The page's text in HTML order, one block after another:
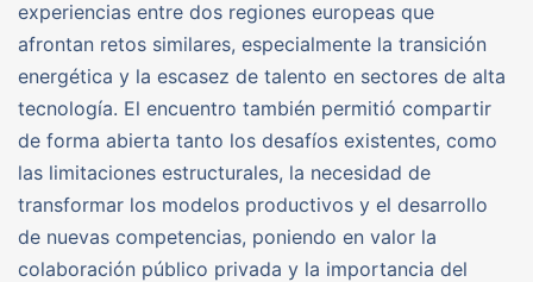
experiencias entre dos regiones europeas que
afrontan retos similares, especialmente la transición
energética y la escasez de talento en sectores de alta
tecnología. El encuentro también permitió compartir
de forma abierta tanto los desafíos existentes, como
las limitaciones estructurales, la necesidad de
transformar los modelos productivos y el desarrollo
de nuevas competencias, poniendo en valor la
colaboración público privada y la importancia del